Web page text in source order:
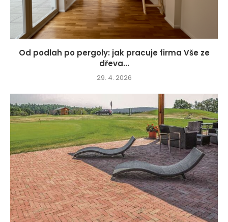
Od podlah po pergoly: jak pracuje firma Vše ze
dřeva...
29. 4. 2026